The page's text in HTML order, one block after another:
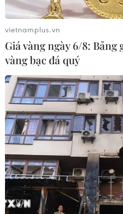
TIN CÙNG CHUYÊN
Đắk Lắk tháo gỡ khó khăn,
đủ sách giáo khoa cho năm
06/08/2026 04:12
vietnamplus.vn
Giá vàng ngày 6/8: Bảng
vàng bạc đá quý